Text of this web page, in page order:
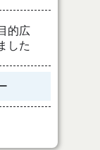
的広
した